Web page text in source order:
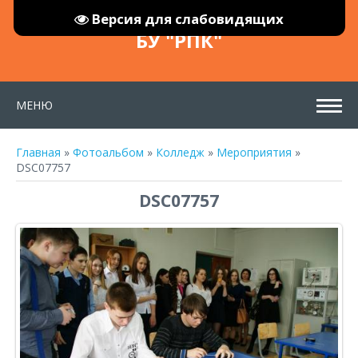
Версия для слабовидящих
БУ "РПК"
МЕНЮ
Главная » Фотоальбом » Колледж » Мероприятия »
DSC07757
DSC07757